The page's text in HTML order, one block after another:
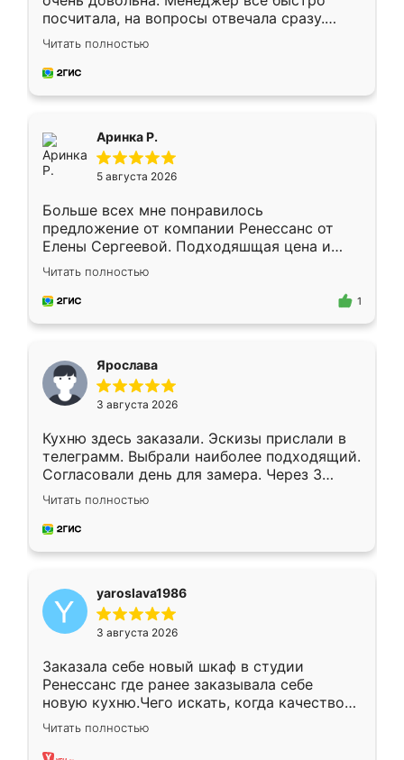
посчитала, на вопросы отвечала сразу.
Замерщик приехал в субботу, подошёл к
делу со всей ответственностью. Собрали
за день, ребята работали аккуратно, даже
Читать полностью
Аринка Р.
5 августа 2026
Больше всех мне понравилось
предложение от компании Ренессанс от
Елены Сергеевой. Подходяшщая цена и
короткие сроки изготовления. Приехавший
для замера сотрудник Владислав
предложил по моему эскизу самый
Читать полностью
1
Ярослава
3 августа 2026
Кухню здесь заказали. Эскизы прислали в
телеграмм. Выбрали наиболее подходящий.
Согласовали день для замера. Через 3
недели кухня была уже готова. Остались
довольны работой. Спасибо Ренессанс
мебель за качественную работу!
Читать полностью
yaroslava1986
3 августа 2026
Заказала себе новый шкаф в студии
Ренессанс где ранее заказывала себе
новую кухню.Чего искать, когда качеством
вполне довольна. Служит кухня уже почти
два года, нареканий нет.
Читать полностью